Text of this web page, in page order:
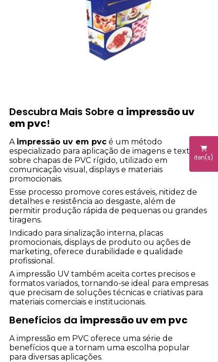
iten(s)
Descubra Mais Sobre a impressão uv
em pvc!
A impressão uv em pvc é um método
especializado para aplicação de imagens e textos
sobre chapas de PVC rígido, utilizado em
comunicação visual, displays e materiais
promocionais.
Esse processo promove cores estáveis, nitidez de
detalhes e resistência ao desgaste, além de
permitir produção rápida de pequenas ou grandes
tiragens.
Indicado para sinalização interna, placas
promocionais, displays de produto ou ações de
marketing, oferece durabilidade e qualidade
profissional.
A impressão UV também aceita cortes precisos e
formatos variados, tornando-se ideal para empresas
que precisam de soluções técnicas e criativas para
materiais comerciais e institucionais.
Benefícios da impressão uv em pvc
A impressão em PVC oferece uma série de
benefícios que a tornam uma escolha popular
para diversas aplicações.